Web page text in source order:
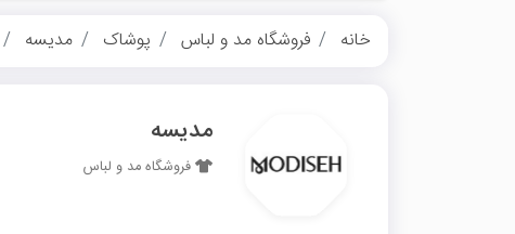
خانه فروشگاه مد و لباس پوشاک مدیسه
مدیسه
فروشگاه مد و لباس